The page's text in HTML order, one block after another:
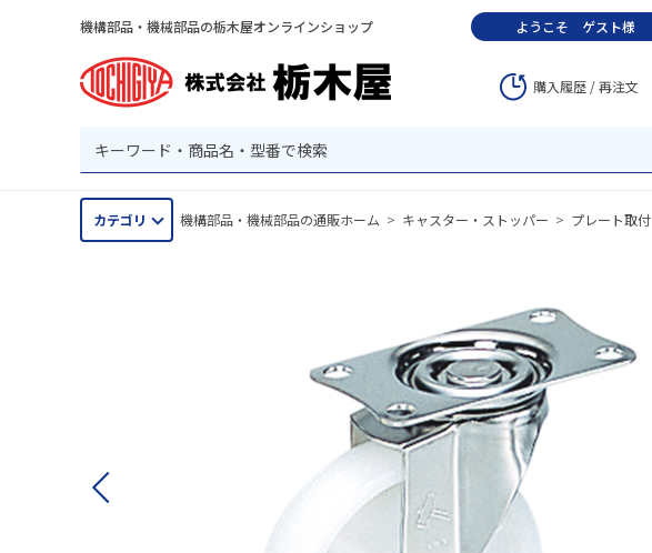
機構部品・機械部品の栃木屋オンラインショップ ようこそ ゲスト様
購入履歴 / 再注文
カテゴリ 機構部品・機械部品の通販ホーム > キャスター・ストッパー > プレート取付